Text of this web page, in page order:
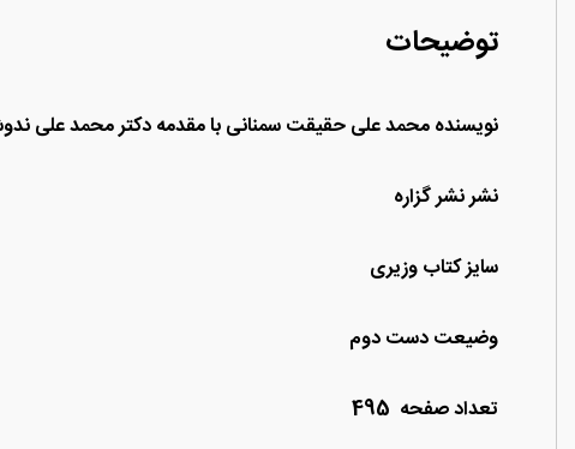
توضیحات
نویسنده محمد علی حقیقت سمنانی با مقدمه دکتر محمد علی
نشر نشر گزاره
سایز کتاب وزیری
وضیعت دست دوم
تعداد صفحه 495